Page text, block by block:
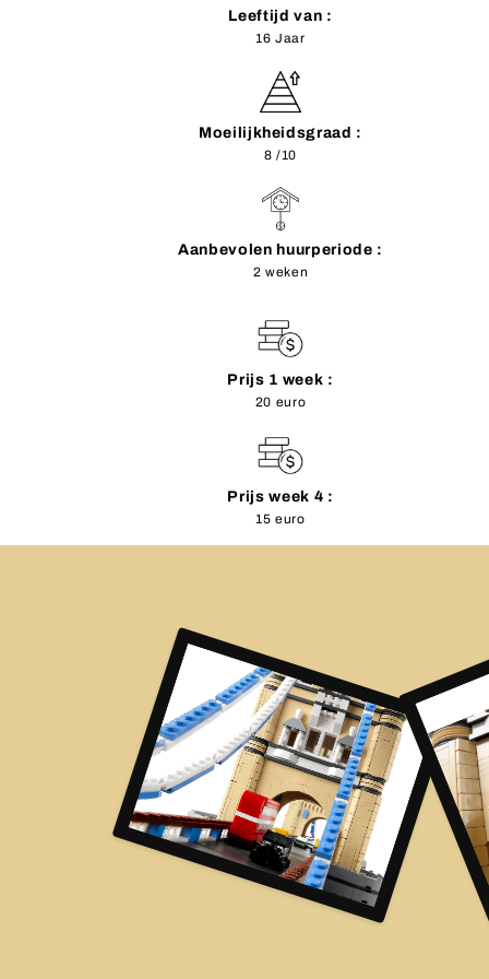
Leeftijd van :
16 Jaar
Moeilijkheidsgraad :
8 /10
Aanbevolen huurperiode :
2 weken
Prijs 1 week :
20 euro
Prijs week 4 :
15 euro